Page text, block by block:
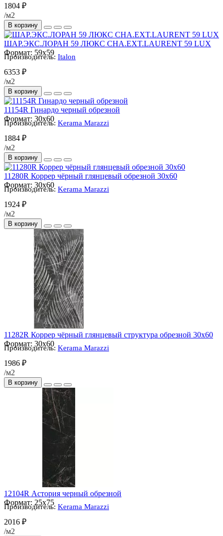
1804 ₽
/м2
В корзину
ШАР.ЭКС.ЛОРАН 59 ЛЮКС CHA.EXT.LAURENT 59 LUX
Формат: 59x59
Производитель: Italon
6353 ₽
/м2
В корзину
11154R Гинардо черный обрезной
Формат: 30x60
Производитель: Kerama Marazzi
1884 ₽
/м2
В корзину
11280R Коррер чёрный глянцевый обрезной 30х60
Формат: 30x60
Производитель: Kerama Marazzi
1924 ₽
/м2
В корзину
11282R Коррер чёрный глянцевый структура обрезной 30х60
Формат: 30x60
Производитель: Kerama Marazzi
1986 ₽
/м2
В корзину
12104R Астория черный обрезной
Формат: 25x75
Производитель: Kerama Marazzi
2016 ₽
/м2